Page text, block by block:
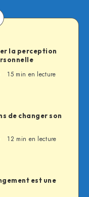
la perception
15 min en lecture
de changer son
12 min en lecture
est une